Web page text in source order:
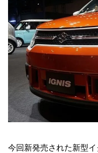
今回新発売された新型